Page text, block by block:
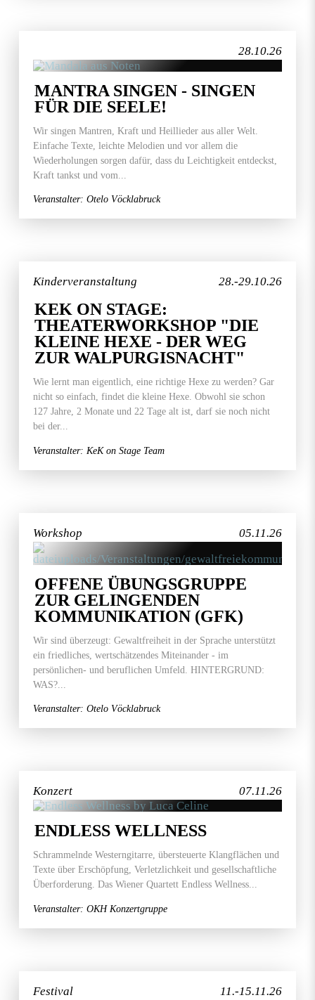
28.10.26
MANTRA SINGEN - SINGEN
FÜR DIE SEELE!
Wir singen Mantren, Kraft und Heillieder aus aller Welt.
Einfache Texte, leichte Melodien und vor allem die
Wiederholungen sorgen dafür, dass du Leichtigkeit entdeckst,
Kraft tankst und vom...
Veranstalter: Otelo Vöcklabruck
28.-29.10.26
Kinderveranstaltung
KEK ON STAGE:
THEATERWORKSHOP "DIE
KLEINE HEXE - DER WEG
ZUR WALPURGISNACHT"
Wie lernt man eigentlich, eine richtige Hexe zu werden? Gar
nicht so einfach, findet die kleine Hexe. Obwohl sie schon
127 Jahre, 2 Monate und 22 Tage alt ist, darf sie noch nicht
bei der...
Veranstalter: KeK on Stage Team
05.11.26
Workshop
OFFENE ÜBUNGSGRUPPE
ZUR GELINGENDEN
KOMMUNIKATION (GFK)
Wir sind überzeugt: Gewaltfreiheit in der Sprache unterstützt
ein friedliches, wertschätzendes Miteinander - im
persönlichen- und beruflichen Umfeld. HINTERGRUND:
WAS?...
Veranstalter: Otelo Vöcklabruck
07.11.26
Konzert
ENDLESS WELLNESS
Schrammelnde Westerngitarre, übersteuerte Klangflächen und
Texte über Erschöpfung, Verletzlichkeit und gesellschaftliche
Überforderung. Das Wiener Quartett Endless Wellness...
Veranstalter: OKH Konzertgruppe
11.-15.11.26
Festival